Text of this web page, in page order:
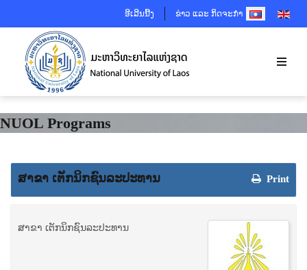
ອີເລີນນີ້ງ ຂ່າວ ແລະ ກິດຈະກຳSELECT YOUR
NUOL Programs
Print
ສາຂາ ເຕັກນິກຊົນລະປະທານ
ສາຂາ ເຕັກນິກຊົນລະປະທານ